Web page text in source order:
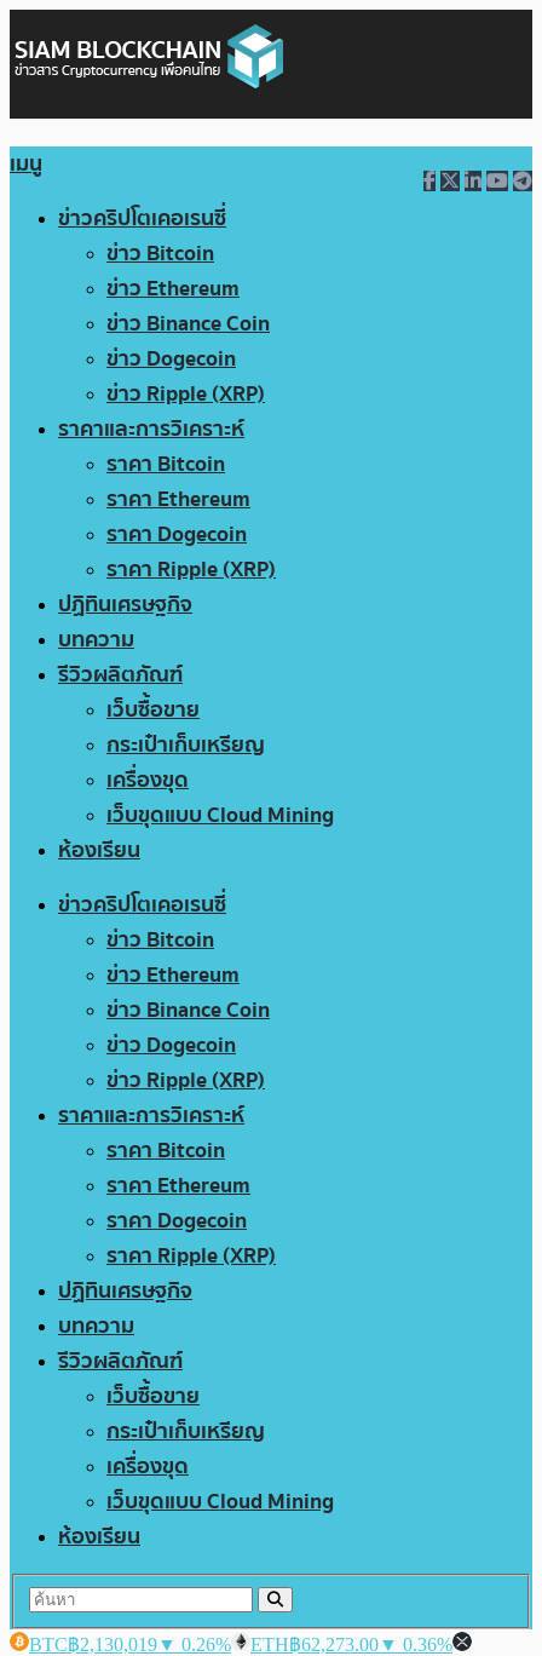
เมนู
ข่าวคริปโตเคอเรนซี่
ข่าว Bitcoin
ข่าว Ethereum
ข่าว Binance Coin
ข่าว Dogecoin
ข่าว Ripple (XRP)
ราคาและการวิเคราะห์
ราคา Bitcoin
ราคา Ethereum
ราคา Dogecoin
ราคา Ripple (XRP)
ปฏิทินเศรษฐกิจ
บทความ
รีวิวผลิตภัณฑ์
เว็บซื้อขาย
กระเป๋าเก็บเหรียญ
เครื่องขุด
เว็บขุดแบบ Cloud Mining
ห้องเรียน
ข่าวคริปโตเคอเรนซี่
ข่าว Bitcoin
ข่าว Ethereum
ข่าว Binance Coin
ข่าว Dogecoin
ข่าว Ripple (XRP)
ราคาและการวิเคราะห์
ราคา Bitcoin
ราคา Ethereum
ราคา Dogecoin
ราคา Ripple (XRP)
ปฏิทินเศรษฐกิจ
บทความ
รีวิวผลิตภัณฑ์
เว็บซื้อขาย
กระเป๋าเก็บเหรียญ
เครื่องขุด
เว็บขุดแบบ Cloud Mining
ห้องเรียน
BTC฿2,130,019▼ 0.26% ETH฿62,273.00▼ 0.36%